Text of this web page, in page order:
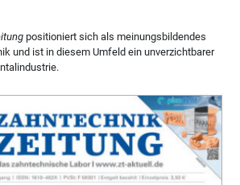
positioniert sich als meinungsbildendes
und ist in diesem Umfeld ein unverzichtbarer